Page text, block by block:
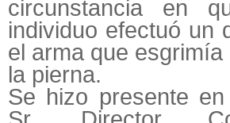
circunstancia en
individuo efectuó un
el arma que esgrimía
la pierna.
Se hizo presente